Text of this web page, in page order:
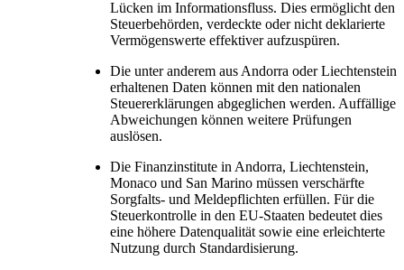
Lücken im Informationsfluss. Dies ermöglicht den
Steuerbehörden, verdeckte oder nicht deklarierte
Vermögenswerte effektiver aufzuspüren.
Die unter anderem aus Andorra oder Liechtenstein
erhaltenen Daten können mit den nationalen
Steuererklärungen abgeglichen werden. Auffällige
Abweichungen können weitere Prüfungen
auslösen.
Die Finanzinstitute in Andorra, Liechtenstein,
Monaco und San Marino müssen verschärfte
Sorgfalts- und Meldepflichten erfüllen. Für die
Steuerkontrolle in den EU-Staaten bedeutet dies
eine höhere Datenqualität sowie eine erleichterte
Nutzung durch Standardisierung.